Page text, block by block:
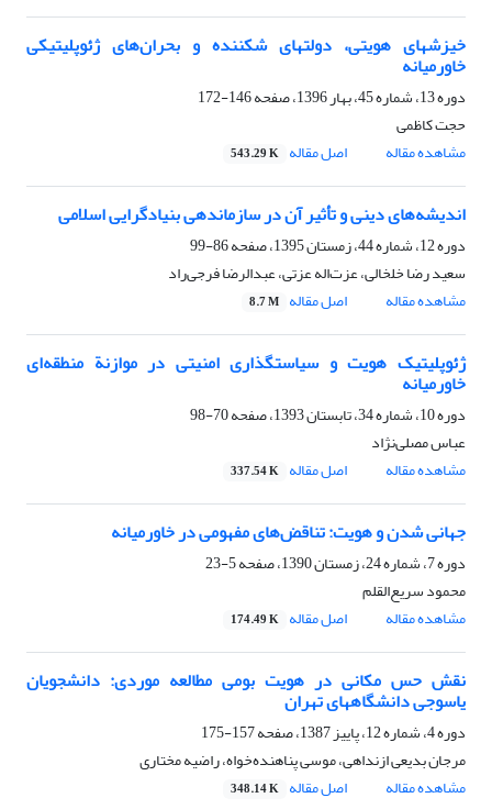
خیزشهای هویتی، دولتهای شکننده و بحران‌های ژئوپلیتیکی
خاورمیانه
دوره 13، شماره 45، بهار 1396، صفحه
146-172
حجت کاظمی
مشاهده مقاله
اصل مقاله 543.29 K
اندیشه‌های دینی و تأثیر آن در سازماندهی بنیادگرایی اسلامی
دوره 12، شماره 44، زمستان 1395، صفحه
86-99
سعید رضا خلخالی، عزت‌اله عزتی، عبدالرضا فرجی‌راد
مشاهده مقاله
اصل مقاله 8.7 M
ژئوپلیتیک هویت و سیاستگذاری امنیتی در موازنة منطقه‌ای
خاورمیانه
دوره 10، شماره 34، تابستان 1393، صفحه
70-98
عباس مصلی‌نژاد
مشاهده مقاله
اصل مقاله 337.54 K
جهانی شدن و هویت: تناقض‌های مفهومی در خاورمیانه
دوره 7، شماره 24، زمستان 1390، صفحه
5-23
محمود سریع‌القلم
مشاهده مقاله
اصل مقاله 174.49 K
نقش حس مکانی در هویت بومی مطالعه موردی: دانشجویان
یاسوجی دانشگاههای تهران
دوره 4، شماره 12، پاییز 1387، صفحه
157-175
مرجان بدیعی ازنداهی، موسی پناهنده‌خواه، راضیه مختاری
مشاهده مقاله
اصل مقاله 348.14 K